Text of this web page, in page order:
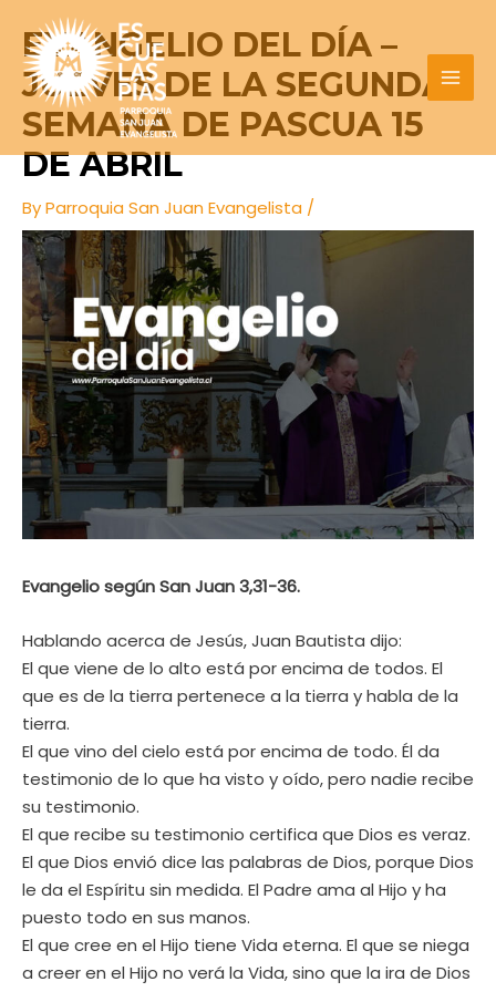
content
EVANGELIO DEL DÍA –
JUEVES DE LA SEGUNDA
SEMANA DE PASCUA 15
DE ABRIL
ByParroquia San Juan Evangelista /
Evangelio según San Juan 3,31-36.
Hablando acerca de Jesús, Juan Bautista dijo:
El que viene de lo alto está por encima de todos. El
que es de la tierra pertenece a la tierra y habla de la
tierra.
El que vino del cielo está por encima de todo. Él da
testimonio de lo que ha visto y oído, pero nadie recibe
su testimonio.
El que recibe su testimonio certifica que Dios es veraz.
El que Dios envió dice las palabras de Dios, porque Dios
le da el Espíritu sin medida. El Padre ama al Hijo y ha
puesto todo en sus manos.
El que cree en el Hijo tiene Vida eterna. El que se niega
a creer en el Hijo no verá la Vida, sino que la ira de Dios
navigation